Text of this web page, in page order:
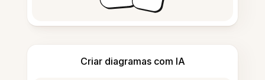
Criar diagramas com IA